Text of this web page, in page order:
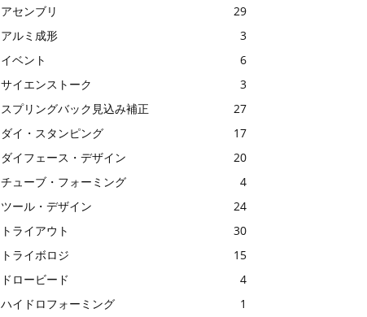
アセンブリ
29
アルミ成形
3
イベント
6
サイエンストーク
3
スプリングバック見込み補正
27
ダイ・スタンピング
17
ダイフェース・デザイン
20
チューブ・フォーミング
4
ツール・デザイン
24
トライアウト
30
トライボロジ
15
ドロービード
4
ハイドロフォーミング
1